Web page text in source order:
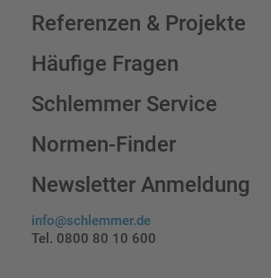
Referenzen & Projekte
Häufige Fragen
Schlemmer Service
Normen-Finder
Newsletter Anmeldung
info@schlemmer.de
Tel. 0800 80 10 600